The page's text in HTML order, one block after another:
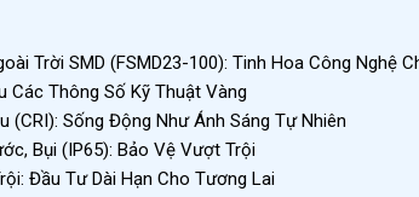
Trời SMD (FSMD23-100): Tinh Hoa Công Nghệ
Các Thông Số Kỹ Thuật Vàng
(CRI): Sống Động Như Ánh Sáng Tự Nhiên
Bụi (IP65): Bảo Vệ Vượt Trội
Đầu Tư Dài Hạn Cho Tương Lai